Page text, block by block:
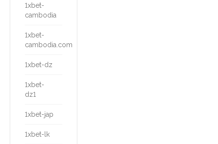
1xbet-
cambodia
1xbet-
cambodia.com
1xbet-dz
1xbet-
dz1
1xbet-jap
1xbet-lk